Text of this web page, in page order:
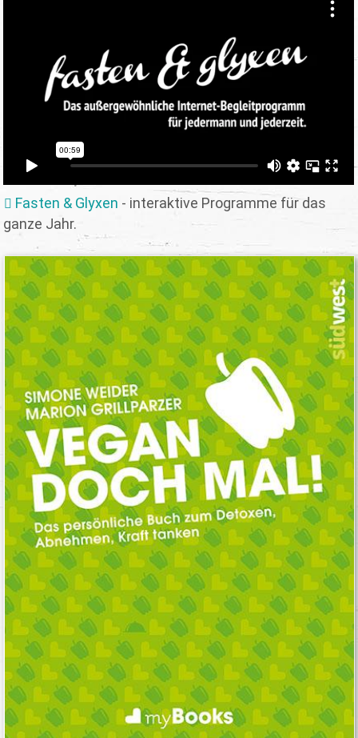
Fasten & Glyxen - interaktive Programme für das
ganze Jahr.